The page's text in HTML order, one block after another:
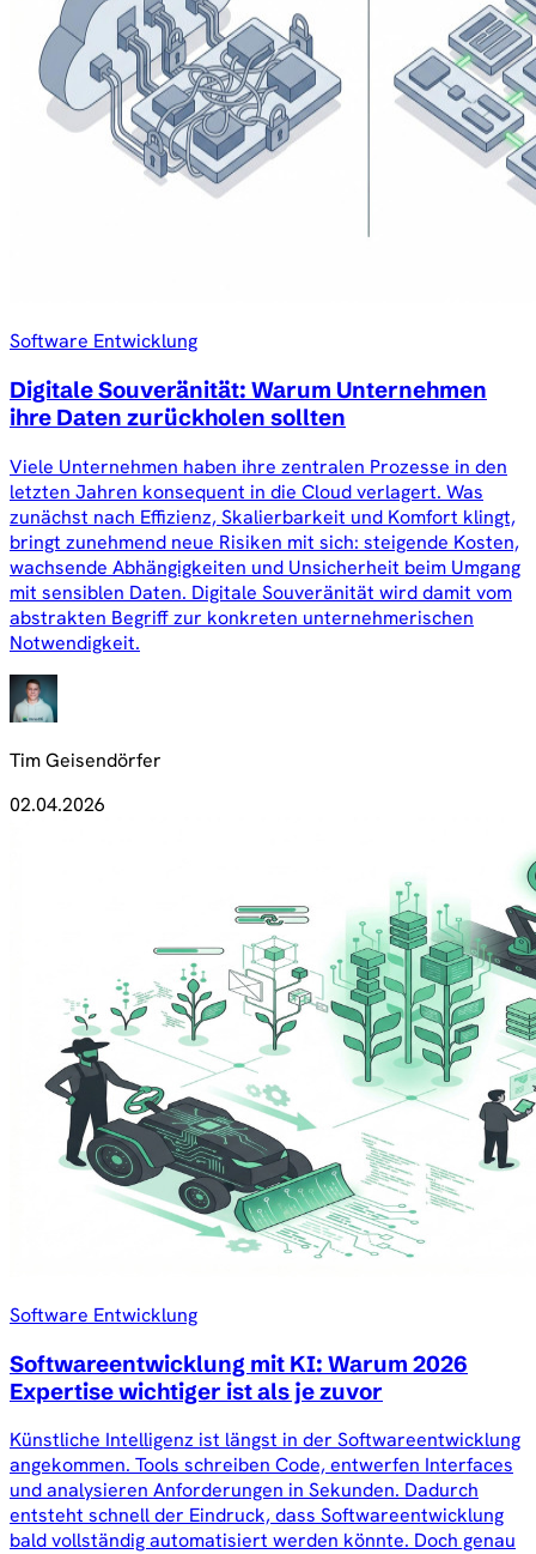
Software Entwicklung
Digitale Souveränität: Warum Unternehmen
ihre Daten zurückholen sollten
Viele Unternehmen haben ihre zentralen Prozesse in den
letzten Jahren konsequent in die Cloud verlagert. Was
zunächst nach Effizienz, Skalierbarkeit und Komfort klingt,
bringt zunehmend neue Risiken mit sich: steigende Kosten,
wachsende Abhängigkeiten und Unsicherheit beim Umgang
mit sensiblen Daten. Digitale Souveränität wird damit vom
abstrakten Begriff zur konkreten unternehmerischen
Notwendigkeit.
Tim Geisendörfer
02.04.2026
Software Entwicklung
Softwareentwicklung mit KI: Warum 2026
Expertise wichtiger ist als je zuvor
Künstliche Intelligenz ist längst in der Softwareentwicklung
angekommen. Tools schreiben Code, entwerfen Interfaces
und analysieren Anforderungen in Sekunden. Dadurch
entsteht schnell der Eindruck, dass Softwareentwicklung
bald vollständig automatisiert werden könnte. Doch genau